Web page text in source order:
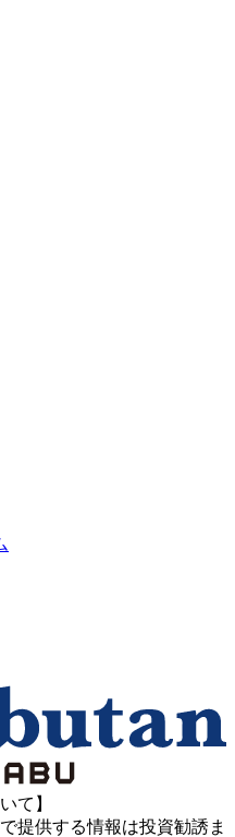
て】
提供する情報は投資勧誘ま